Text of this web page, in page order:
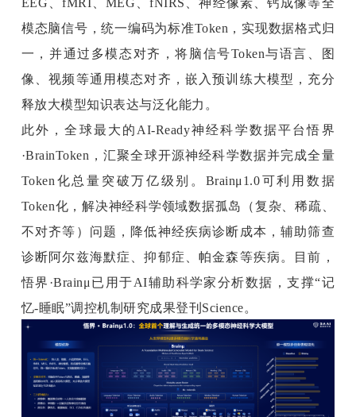
模态脑信号，统一编码为标准Token，实现数据格式归
一，并通过多模态对齐，将脑信号Token与语言、图
像、视频等通用模态对齐，嵌入预训练大模型，充分
释放大模型知识表达与泛化能力。
此外，全球最大的AI-Ready神经科学数据平台悟界
·BrainToken，汇聚全球开源神经科学数据并完成全量
Token化总量突破万亿级别。Brainμ1.0可利用数据
Token化，解决神经科学领域数据孤岛（复杂、稀疏、
不对齐等）问题，降低神经疾病诊断成本，辅助筛查
诊断阿尔兹海默症、抑郁症、帕金森等疾病。目前，
悟界·Brainμ已用于AI辅助科学家分析数据，支撑“记
忆-睡眠”调控机制研究成果登刊Science。